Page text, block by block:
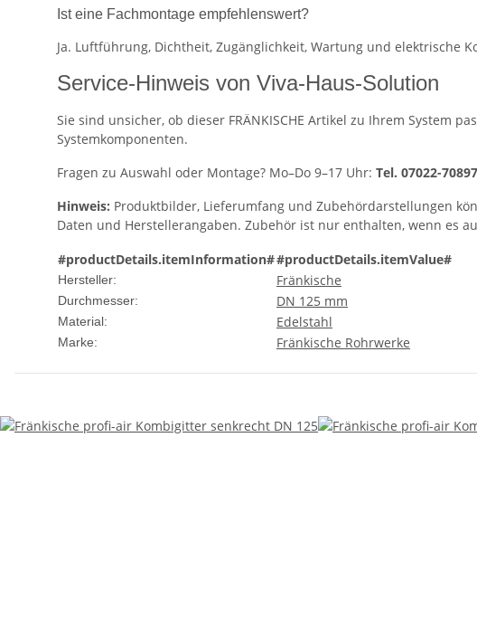
Ist eine Fachmontage empfehlenswert?
Ja. Luftführung, Dichtheit, Zugänglichkeit, Wartung und elektrische
Service-Hinweis von Viva-Haus-Solution
Sie sind unsicher, ob dieser FRÄNKISCHE Artikel zu Ihrem System
Systemkomponenten.
Fragen zu Auswahl oder Montage? Mo–Do 9–17 Uhr: Tel. 07022-
Hinweis: Produktbilder, Lieferumfang und Zubehördarstellungen
Daten und Herstellerangaben. Zubehör ist nur enthalten, wenn es
#productDetails.itemInformation##productDetails.itemValue#
Hersteller: Fränkische
Durchmesser: DN 125 mm
Material: Edelstahl
Marke: Fränkische Rohrwerke